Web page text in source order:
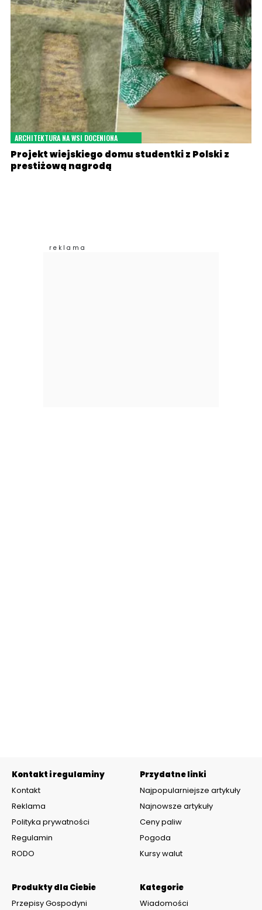
ARCHITEKTURA NA WSI DOCENIONA
Projekt wiejskiego domu studentki z Polski z
prestiżową nagrodą
Kontakt i regulaminy
Kontakt
Reklama
Polityka prywatności
Regulamin
RODO
Kategorie
Wiadomości
Produkty dla Ciebie
Przepisy Gospodyni
Przydatne linki
Najpopularniejsze artykuły
Najnowsze artykuły
Ceny paliw
Pogoda
Kursy walut